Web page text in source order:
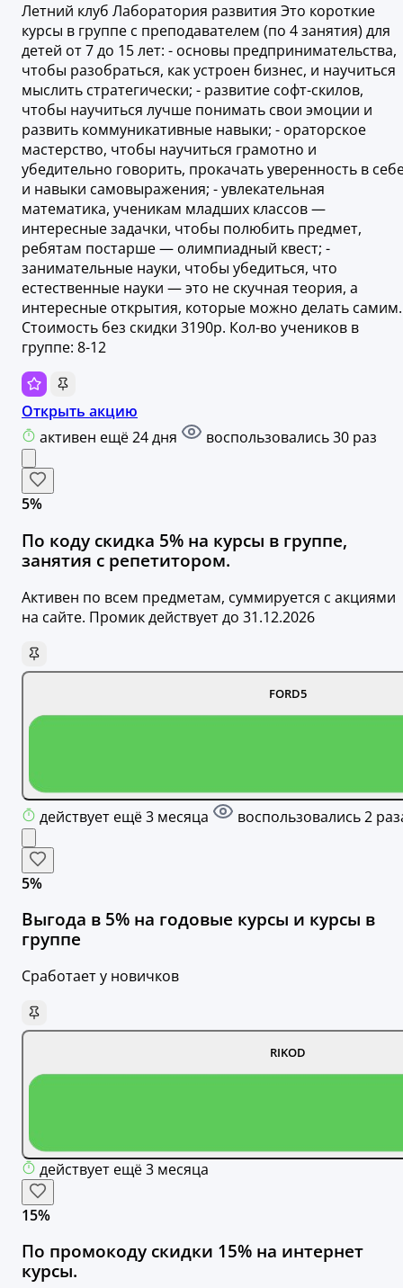
Летний клуб Лаборатория развития Это короткие
курсы в группе с преподавателем (по 4 занятия) для
детей от 7 до 15 лет: - основы предпринимательства,
чтобы разобраться, как устроен бизнес, и научиться
мыслить стратегически; - развитие софт-скилов,
чтобы научиться лучше понимать свои эмоции и
развить коммуникативные навыки; - ораторское
мастерство, чтобы научиться грамотно и
убедительно говорить, прокачать уверенность в
и навыки самовыражения; - увлекательная
математика, ученикам младших классов —
интересные задачки, чтобы полюбить предмет,
ребятам постарше — олимпиадный квест; -
занимательные науки, чтобы убедиться, что
естественные науки — это не скучная теория, а
интересные открытия, которые можно делать самим.
Стоимость без скидки 3190р. Кол-во учеников в
группе: 8-12
Открыть акцию
активен ещё 24 дня
воспользовались 30 раз
5%
По коду скидка 5% на курсы в группе,
занятия с репетитором.
Активен по всем предметам, суммируется с акциями
на сайте. Промик действует до 31.12.2026
FORD5
действует ещё 3 месяца воспользовались 2
5%
Выгода в 5% на годовые курсы и курсы в
группе
Сработает у новичков
RIKOD
действует ещё 3 месяца
15%
По промокоду скидки 15% на интернет
курсы.